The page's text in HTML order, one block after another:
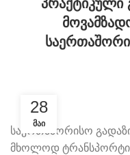
28
ᲛᲐᲘ
საერთაშორისო
მხოლოდ